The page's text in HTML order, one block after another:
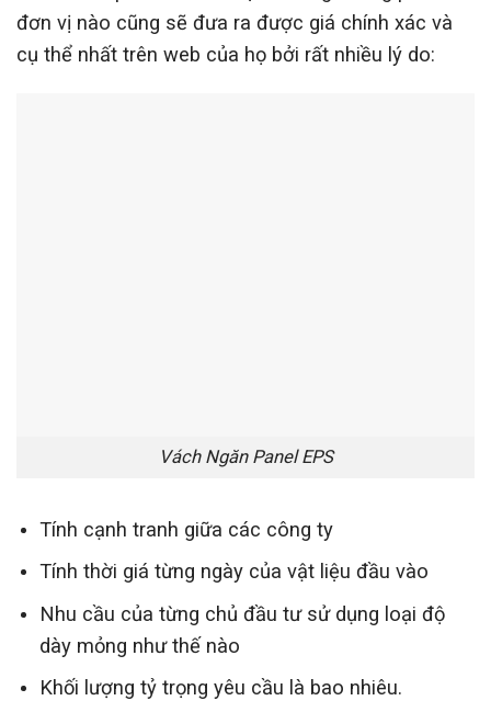
đơn vị nào cũng sẽ đưa ra được giá chính xác và
cụ thể nhất trên web của họ bởi rất nhiều lý do:
Vách Ngăn Panel EPS
Tính cạnh tranh giữa các công ty
Tính thời giá từng ngày của vật liệu đầu vào
Nhu cầu của từng chủ đầu tư sử dụng loại độ
dày mỏng như thế nào
Khối lượng tỷ trọng yêu cầu là bao nhiêu.